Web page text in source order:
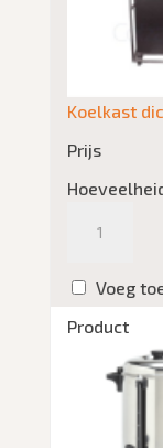
Koelkast
Prijs
Voeg
Product